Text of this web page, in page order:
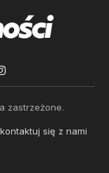
Instagram
zastrzeżone.
się z nami